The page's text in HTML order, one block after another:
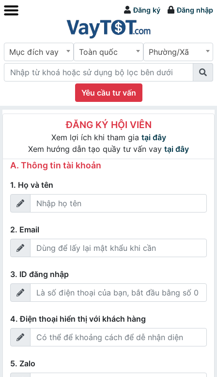
Đăng ký Đăng nhập
Mục đích vay Toàn quốc Phường/Xã
Yêu cầu tư vấn
ĐĂNG KÝ HỘI VIÊN
Xem lợi ích khi tham gia tại đây
Xem hướng dẫn tạo quầy tư vấn vay tại đây
A. Thông tin tài khoản
1. Họ và tên
2. Email
3. ID đăng nhập
4. Điện thoại hiển thị với khách hàng
5. Zalo